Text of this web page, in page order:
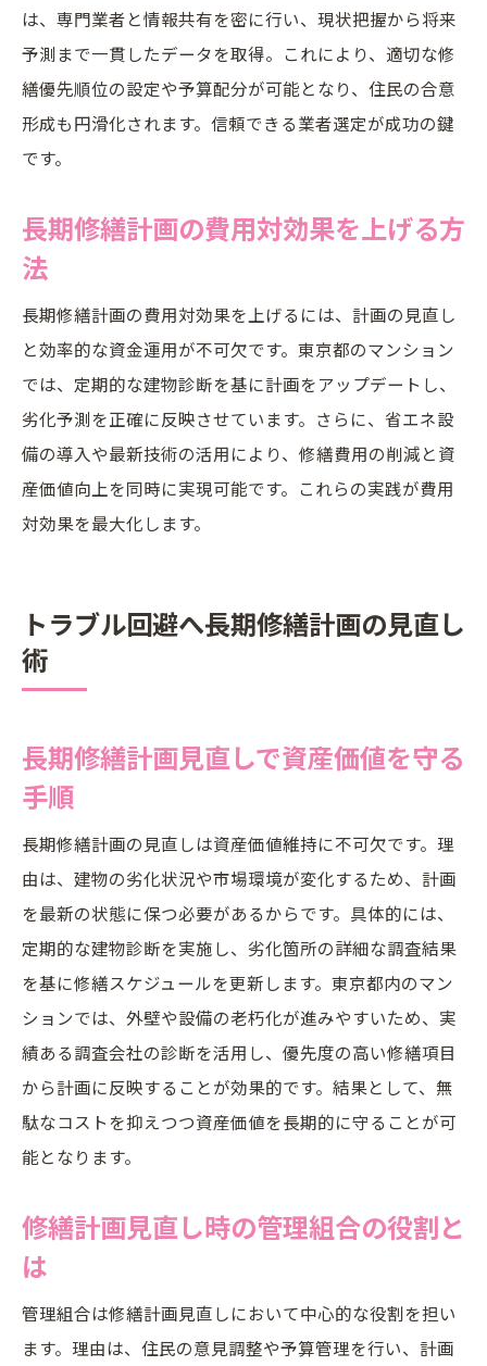
は、専門業者と情報共有を密に行い、現状把握から将来
予測まで一貫したデータを取得。これにより、適切な修
繕優先順位の設定や予算配分が可能となり、住民の合意
形成も円滑化されます。信頼できる業者選定が成功の鍵
です。
長期修繕計画の費用対効果を上げる方
法
長期修繕計画の費用対効果を上げるには、計画の見直し
と効率的な資金運用が不可欠です。東京都のマンション
では、定期的な建物診断を基に計画をアップデートし、
劣化予測を正確に反映させています。さらに、省エネ設
備の導入や最新技術の活用により、修繕費用の削減と資
産価値向上を同時に実現可能です。これらの実践が費用
対効果を最大化します。
トラブル回避へ長期修繕計画の見直し
術
長期修繕計画見直しで資産価値を守る
手順
長期修繕計画の見直しは資産価値維持に不可欠です。理
由は、建物の劣化状況や市場環境が変化するため、計画
を最新の状態に保つ必要があるからです。具体的には、
定期的な建物診断を実施し、劣化箇所の詳細な調査結果
を基に修繕スケジュールを更新します。東京都内のマン
ションでは、外壁や設備の老朽化が進みやすいため、実
績ある調査会社の診断を活用し、優先度の高い修繕項目
から計画に反映することが効果的です。結果として、無
駄なコストを抑えつつ資産価値を長期的に守ることが可
能となります。
修繕計画見直し時の管理組合の役割と
は
管理組合は修繕計画見直しにおいて中心的な役割を担い
ます。理由は、住民の意見調整や予算管理を行い、計画